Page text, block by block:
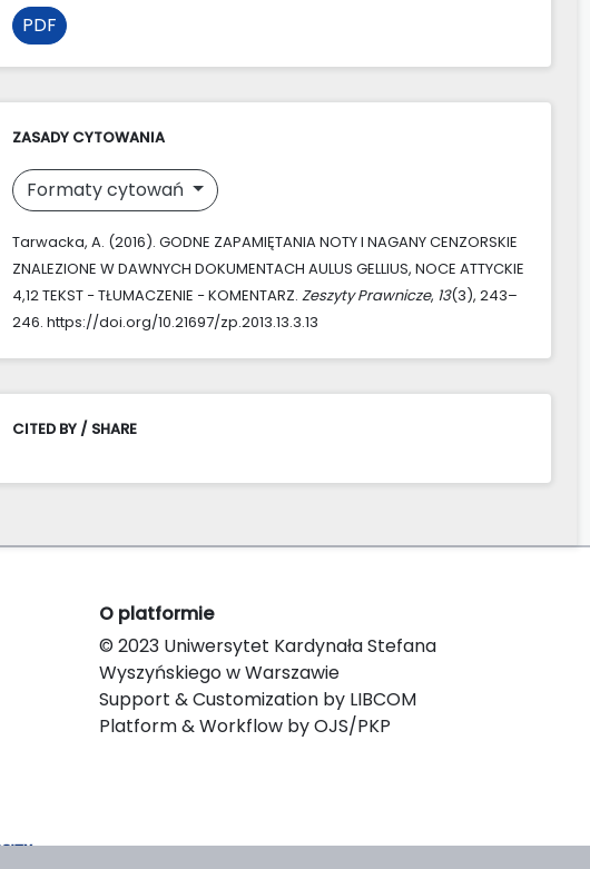
PDF
ZASADY CYTOWANIA
Formaty cytowań
Tarwacka, A. (2016). GODNE ZAPAMIĘTANIA NOTY I NAGANY CENZORSKIE
ZNALEZIONE W DAWNYCH DOKUMENTACH AULUS GELLIUS, NOCE ATTYCKIE
4,12 TEKST − TŁUMACZENIE − KOMENTARZ. Zeszyty Prawnicze, 13(3), 243–
246. https://doi.org/10.21697/zp.2013.13.3.13
CITED BY / SHARE
O platformie
© 2023 Uniwersytet Kardynała Stefana
Wyszyńskiego w Warszawie
Support & Customization by LIBCOM
Platform & Workflow by OJS/PKP